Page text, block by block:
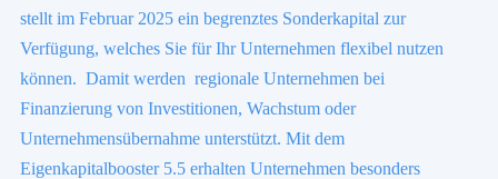
stellt im Februar 2025 ein begrenztes Sonderkapital zur
Verfügung, welches Sie für Ihr Unternehmen flexibel nutzen
können. Damit werden regionale Unternehmen bei
Finanzierung von Investitionen, Wachstum oder
Unternehmensübernahme unterstützt. Mit dem
Eigenkapitalbooster 5.5 erhalten Unternehmen besonders